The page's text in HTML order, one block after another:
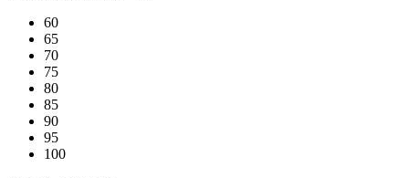
60
65
70
75
80
85
90
95
100